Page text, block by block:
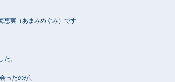
恵実（あまみめぐみ）です
。
ったのが、